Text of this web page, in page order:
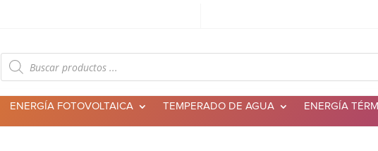
Búsqueda
de
productos
ENERGÍA FOTOVOLTAICA TEMPERADO DE AGUA ENERGÍA